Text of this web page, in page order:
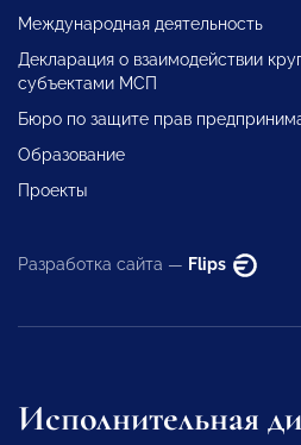
Международная деятельность
Декларация о взаимодействии
субъектами МСП
Бюро по защите прав
Образование
Проекты
Разработка сайта — Flips
Исполнительная